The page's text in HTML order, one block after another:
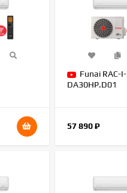
Funai RAC-I-
DA30HP.D01
57 890₽